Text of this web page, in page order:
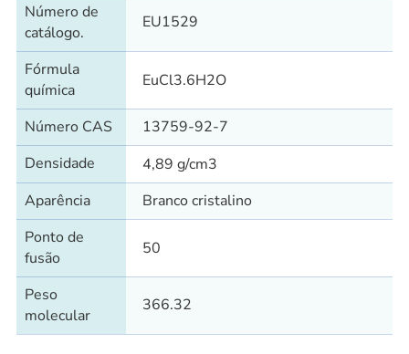
Número de
catálogo.
EU1529
Fórmula
química
EuCl3.6H2O
Número CAS
13759-92-7
Densidade
4,89 g/cm3
Aparência
Branco cristalino
Ponto de
fusão
50
Peso
molecular
366.32